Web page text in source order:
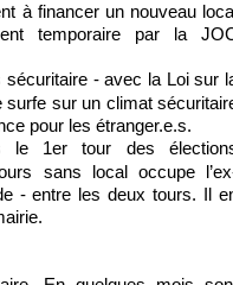
à financer un nouveau
temporaire par la
sécuritaire - avec la Loi sur
surfe sur un climat
pour les étranger.e.s.
1er tour des
sans local occupe
- entre les deux tours. Il